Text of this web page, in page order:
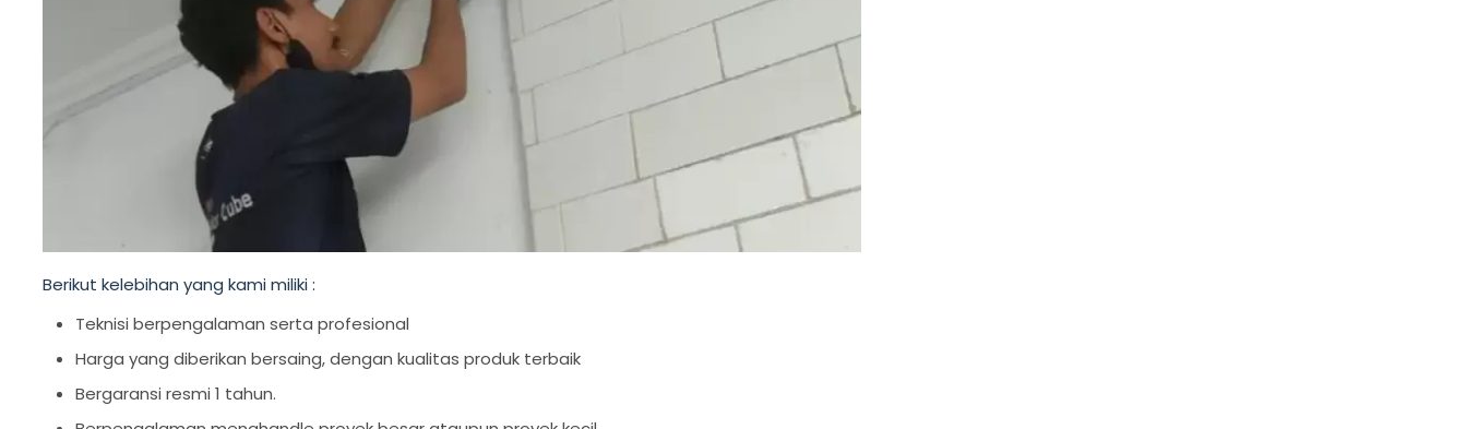
Berikut kelebihan yang kami miliki :
Teknisi berpengalaman serta profesional
Harga yang diberikan bersaing, dengan kualitas produk terbaik
Bergaransi resmi 1 tahun.